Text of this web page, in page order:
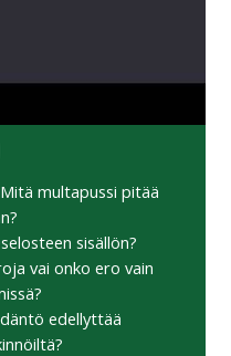
multapussi pitää
sisällön?
vai onko ero vain
edellyttää